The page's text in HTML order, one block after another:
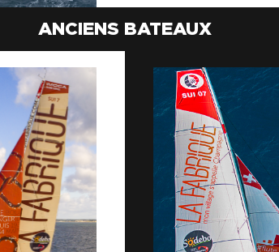
ANCIENS BATEAUX